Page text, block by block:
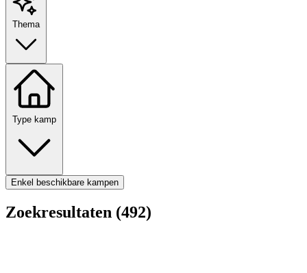
Thema
Type kamp
Enkel beschikbare kampen
Zoekresultaten (492)